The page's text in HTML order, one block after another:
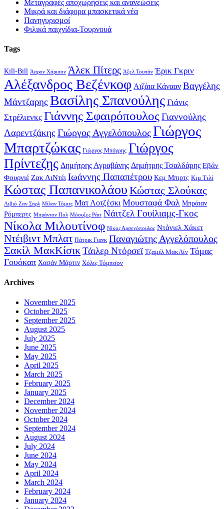
Μεταγραφές αποχωρήσεις και ανανεώσεις
Μικρά και διάφορα μπασκετικά νέα
Πανηγυρισμοί
Φιλικά παιχνίδια-Τουρνουά
Tags
Kill-Bill Άαρον Χάρισον Άλεκ Πίτερς Άξελ Τουπάν Έρικ Γκριν
Αλέξανδρος Βεζένκοφ Αϊζάια Κάνααν Βαγγέλης
Μάντζαρης Βασίλης Σπανούλης Γιάνις
Στρέλιενκς Γιάννης ΣφαιρόπουλοςΓιαννούλης
Λαρεντζάκης Γιώργος ΑγγελόπουλοςΓιώργος
Μπαρτζώκας Γιώργος Μπόγρης Γιώργος
Πρίντεζης Δημήτρης Αγραβάνης Δημήτρης Τσαλδάρης Εβάν
Φουρνιέ Ζακ ΛιΝτέι Ιωάννης Παπαπέτρου Κεμ Μπιρτς Κιμ Τιλί
Κώστας Παπανικολάου Κώστας Σλούκας
Λιβιό Ζαν Σαρλ Μίλαν Τόμιτς Ματ Λοτζέσκι Μουσταφά Φαλ Μπράιαν
Ρόμπερτς Μπράντον Πολ Μόουζες Ράιτ Νάιτζελ Γουίλιαμς-Γκος
Νίκολα Μιλουτίνοφ Νίκος Αρσενόπουλος Ντάνιελ Χάκετ
Ντέιβιντ Μπλατ Πάτρικ Γιανκ Παναγιώτης Αγγελόπουλος
Σακίλ ΜακΚίσικΤάιλερ Ντόρσεϊ Τζαμέλ ΜακΛίν Τόμας
Γουόκαπ Χασάν Μάρτιν Χόλις Τόμπσον
Archives
November 2025
October 2025
September 2025
August 2025
July 2025
June 2025
May 2025
April 2025
March 2025
February 2025
January 2025
December 2024
November 2024
October 2024
September 2024
August 2024
July 2024
June 2024
May 2024
April 2024
March 2024
February 2024
January 2024